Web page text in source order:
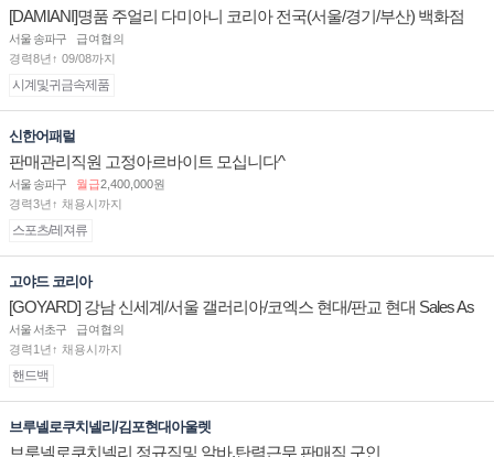
[DAMIANI]명품 주얼리 다미아니 코리아 전국(서울/경기/부산) 백화점
부점장/판매사원 채용
서울 송파구
급여협의
경력8년↑ 09/08까지
시계및귀금속제품
신한어패럴
판매관리직원 고정아르바이트 모십니다^
서울 송파구 월급2,400,000원
경력3년↑ 채용시까지
스포츠/레져류
고야드 코리아
[GOYARD] 강남 신세계/서울 갤러리아/코엑스 현대/판교 현대 Sales As
sociate 채용
서울 서초구
급여협의
경력1년↑ 채용시까지
핸드백
브루넬로쿠치넬리/김포현대아울렛
브루넬로쿠치넬리 정규직및 알바.탄력근무 판매직 구인